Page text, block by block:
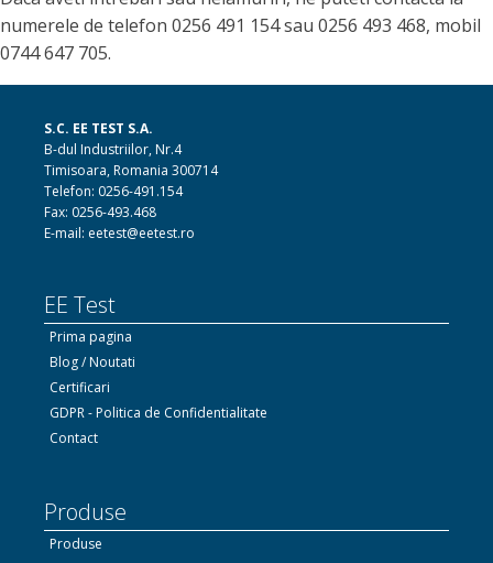
numerele de telefon 0256 491 154 sau 0256 493 468, mobil
0744 647 705.
S.C. EE TEST S.A.
B-dul Industriilor, Nr.4
Timisoara, Romania 300714
Telefon: 0256-491.154
Fax: 0256-493.468
E-mail: eetest@eetest.ro
EE Test
Prima pagina
Blog / Noutati
Certificari
GDPR - Politica de Confidentialitate
Contact
Produse
Produse